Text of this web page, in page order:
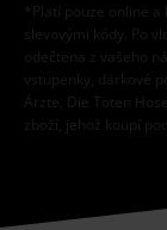
*Platí pouze online
slevovými kódy. Po
odečtena z vašeho
vstupenky, dárkové
Ärzte, Die Toten
zboží, jehož koupí